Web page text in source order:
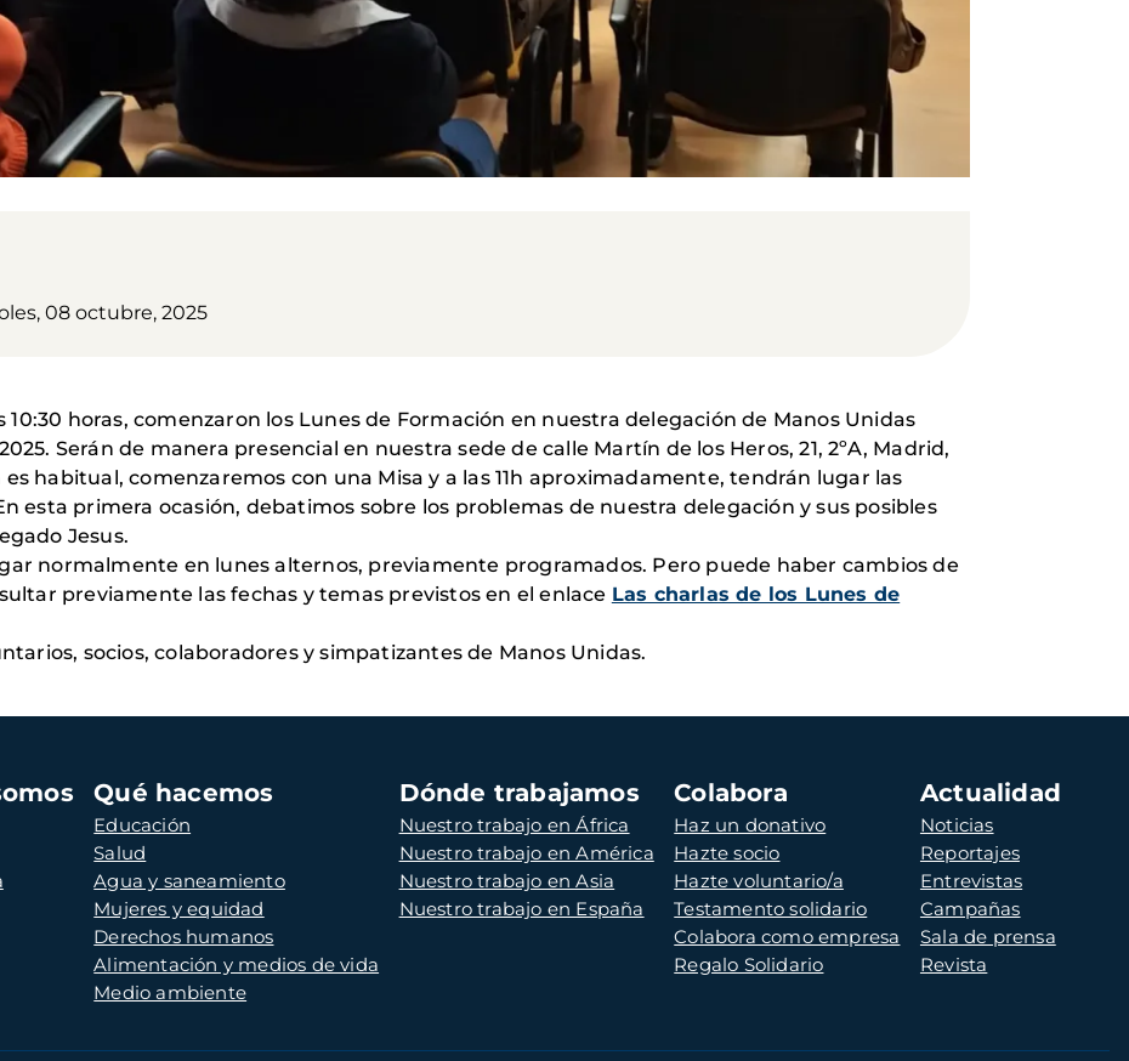
08 octubre, 2025
10:30 horas, comenzaron los Lunes de Formación en nuestra delegación de Manos Unidas
Serán de manera presencial en nuestra sede de calle Martín de los Heros, 21, 2ºA, Madrid,
es habitual, comenzaremos con una Misa y a las 11h aproximadamente, tendrán lugar las
esta primera ocasión, debatimos sobre los problemas de nuestra delegación y sus posibles
Jesus.
normalmente en lunes alternos, previamente programados. Pero puede haber cambios de
previamente las fechas y temas previstos en el enlace Las charlas de los Lunes de
socios, colaboradores y simpatizantes de Manos Unidas.
Qué hacemos
Educación
Salud
Agua y saneamiento
Mujeres y equidad
Derechos humanos
Alimentación y medios de vida
Medio ambiente
Dónde trabajamos
Nuestro trabajo en África
Nuestro trabajo en América
Nuestro trabajo en Asia
Nuestro trabajo en España
Colabora
Haz un donativo
Hazte socio
Hazte voluntario/a
Testamento solidario
Colabora como empresa
Regalo Solidario
Actualidad
Noticias
Reportajes
Entrevistas
Campañas
Sala de prensa
Revista